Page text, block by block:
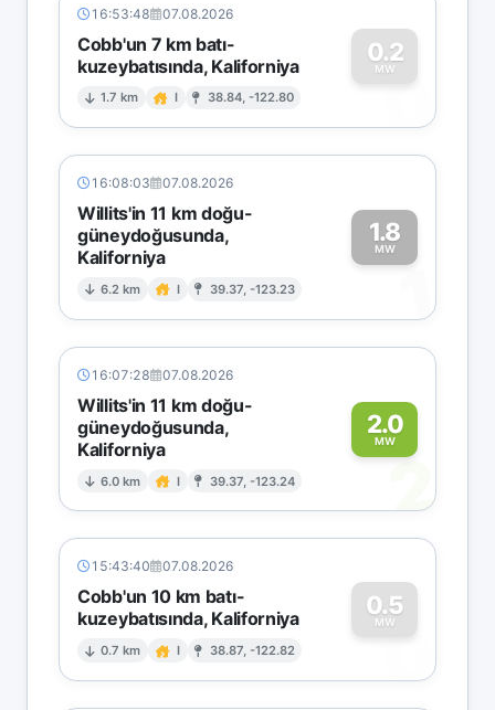
16:53:48 07.08.2026
Cobb'un 7 km batı-
kuzeybatısında, Kaliforniya
1.7 km I 38.84, -122.80
0.2
MW
0
16:08:03 07.08.2026
Willits'in 11 km doğu-
güneydoğusunda,
Kaliforniya
6.2 km I 39.37, -123.23
1.8
MW
1
16:07:28 07.08.2026
Willits'in 11 km doğu-
güneydoğusunda,
Kaliforniya
6.0 km I 39.37, -123.24
2.0
MW
2
15:43:40 07.08.2026
Cobb'un 10 km batı-
kuzeybatısında, Kaliforniya
0.7 km I 38.87, -122.82
0.5
MW
0